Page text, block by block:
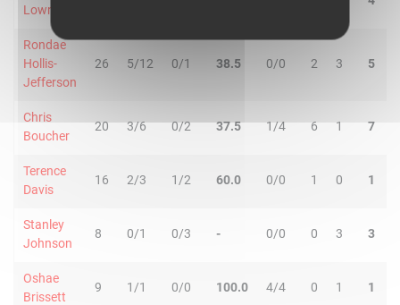
Lowry
Rondae
Hollis-
Jefferson
26 5/12 0/1 38.5 0/0 2 3 5
Chris
Boucher
20 3/6 0/2 37.5 1/4 6 1 7
Terence
Davis
16 2/3 1/2 60.0 0/0 1 0 1
Stanley
Johnson
8 0/1 0/3 - 0/0 0 3 3
Oshae
Brissett
9 1/1 0/0 100.0 4/4 0 1 1